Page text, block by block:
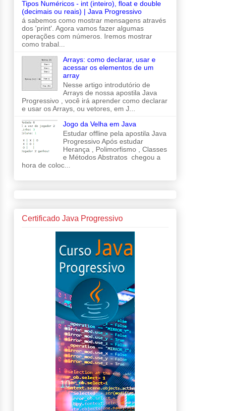
Tipos Numéricos - int (inteiro), float e double
(decimais ou reais) | Java Progressivo
á sabemos como mostrar mensagens através
dos 'print'. Agora vamos fazer algumas
operações com números. Iremos mostrar
como trabal...
Arrays: como declarar, usar e
acessar os elementos de um
array
Nesse artigo introdutório de
Arrays de nossa apostila Java
Progressivo , você irá aprender como declarar
e usar os Arrays, ou vetores, em J...
Jogo da Velha em Java
Estudar offline pela apostila Java
Progressivo Após estudar
Herança , Polimorfismo , Classes
e Métodos Abstratos chegou a
hora de coloc...
Certificado Java Progressivo